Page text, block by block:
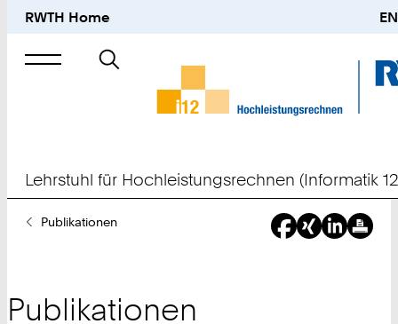
RWTH Home EN
Suche
nach
Lehrstuhl für Hochleistungsrechnen (Informatik
SiePublikationen
Publikationen